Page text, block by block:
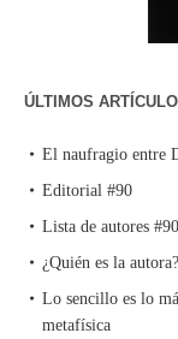
ÚLTIMOS
El naufragio entre
Editorial #90
Lista de autores #90
¿Quién es la
Lo sencillo es lo
metafísica